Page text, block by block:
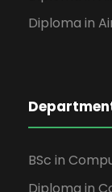
Diploma in
BSc in